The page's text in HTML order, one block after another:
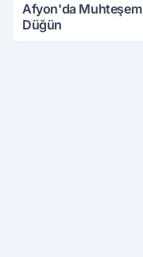
Afyon'da Muhteşem
Düğün